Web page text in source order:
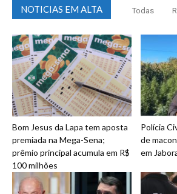
NOTICIAS EM ALTA Todas
Bom Jesus da Lapa tem aposta
premiada na Mega-Sena;
prêmio principal acumula em R$
100 milhões
Polícia
de
em